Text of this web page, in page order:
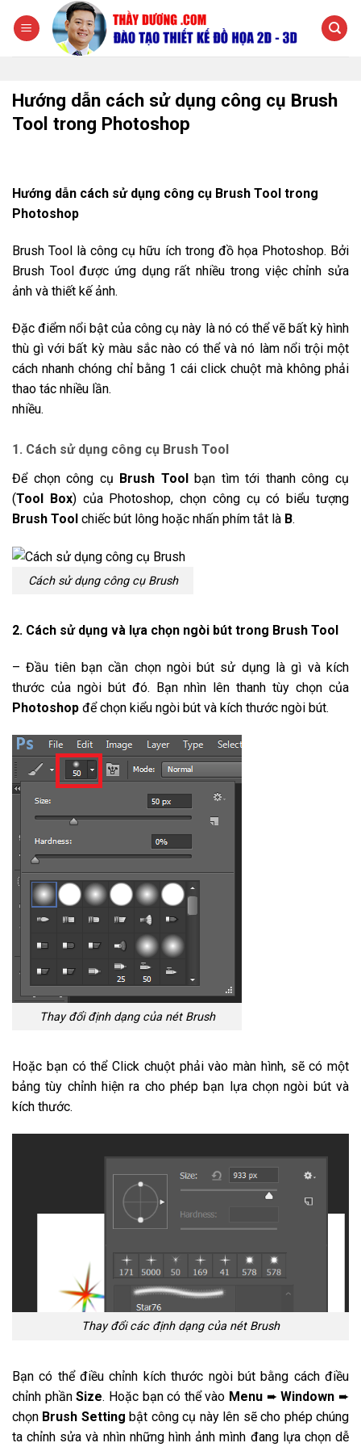
đến
Hướng dẫn cách sử dụng công cụ Brush
Tool trong Photoshop
Hướng dẫn cách sử dụng công cụ Brush Tool trong
Photoshop
Brush Tool là công cụ hữu ích trong đồ họa Photoshop. Bởi
Brush Tool được ứng dụng rất nhiều trong việc chỉnh sửa
ảnh và thiết kế ảnh.
Đặc điểm nổi bật của công cụ này là nó có thể vẽ bất kỳ hình
thù gì với bất kỳ màu sắc nào có thể và nó làm nổi trội một
cách nhanh chóng chỉ bằng 1 cái click chuột mà không phải
thao tác nhiều lần.
nhiều.
1. Cách sử dụng công cụ Brush Tool
Để chọn công cụ Brush Toolbạn tìm tới thanh công cụ
(Tool Box) của Photoshop, chọn công cụ có biểu tượng
Brush Tool chiếc bút lông hoặc nhấn phím tắt là B.
Cách sử dụng công cụ Brush
2. Cách sử dụng và lựa chọn ngòi bút trong Brush Tool
– Đầu tiên bạn cần chọn ngòi bút sử dụng là gì và kích
thước của ngòi bút đó. Bạn nhìn lên thanh tùy chọn của
Photoshop để chọn kiểu ngòi bút và kích thước ngòi bút.
Thay đổi định dạng của nét Brush
Hoặc bạn có thể Click chuột phải vào màn hình, sẽ có một
bảng tùy chỉnh hiện ra cho phép bạn lựa chọn ngòi bút và
kích thước.
Thay đổi các định dạng của nét Brush
Bạn có thể điều chỉnh kích thước ngòi bút bằng cách điều
chỉnh phầnSize. Hoặc bạn có thể vào Menu ➨Windown ➨
chọn Brush Setting bật công cụ này lên sẽ cho phép chúng
ta chỉnh sửa và nhìn những hình ảnh mình đang lựa chọn dễ